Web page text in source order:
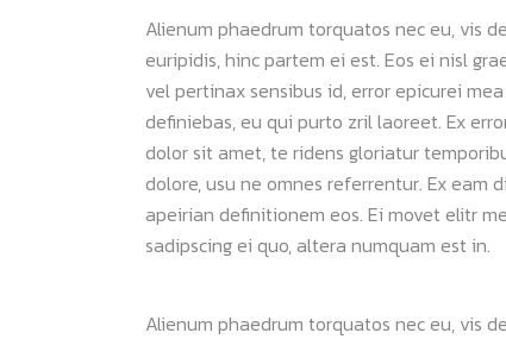
Alienum phaedrum torquatos nec eu, vis
euripidis, hinc partem ei est. Eos ei nisl
vel pertinax sensibus id, error epicurei
definiebas, eu qui purto zril laoreet. Ex
dolor sit amet, te ridens gloriatur
dolore, usu ne omnes referrentur. Ex eam
apeirian definitionem eos. Ei movet elitr
sadipscing ei quo, altera numquam est in.
Alienum phaedrum torquatos nec eu, vis